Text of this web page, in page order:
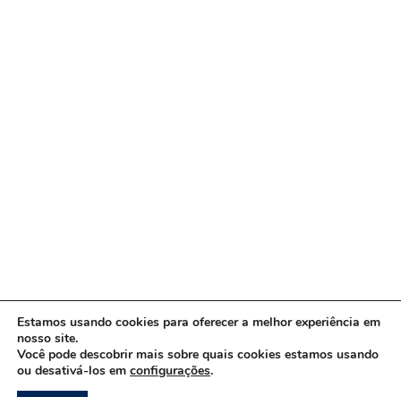
Copyright © 2026 www.ACORDA DF
Estamos usando cookies para oferecer a melhor experiência em
nosso site.
Você pode descobrir mais sobre quais cookies estamos usando
ou desativá-los em configurações.